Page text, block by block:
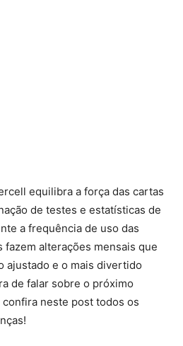
equilibra a força das cartas
de testes e estatísticas de
a frequência de uso das
fazem alterações mensais que
ajustado e o mais divertido
de falar sobre o próximo
neste post todos os